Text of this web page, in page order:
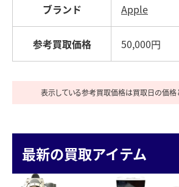
ブランド Apple
参考買取価格 50,000円
表示している参考買取価格は買取日の価格
最新の買取アイテム